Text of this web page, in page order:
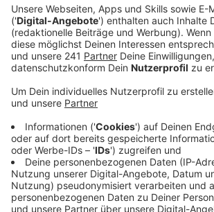
zukunftsorientierte Spiele
Das Rheinland und das Ruhrgebiet
schon moderne, leistungsfähige
Sportstätten.
Region Köln/Bonn e.V. ist für
Bewerbung